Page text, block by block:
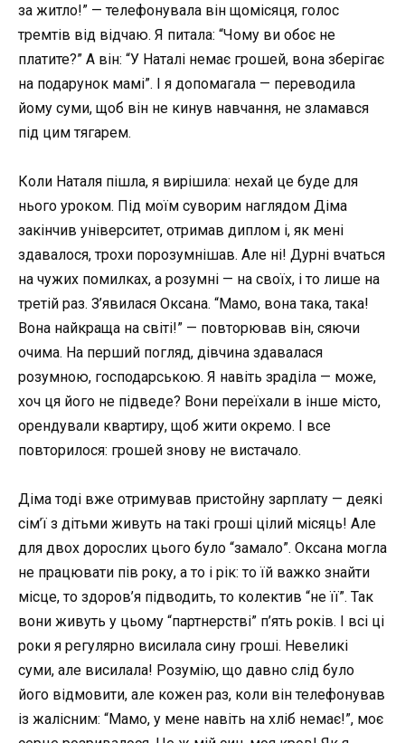
за житло!” — телефонувала він щомісяця, голос
тремтів від відчаю. Я питала: “Чому ви обоє не
платите?” А він: “У Наталі немає грошей, вона зберігає
на подарунок мамі”. І я допомагала — переводила
йому суми, щоб він не кинув навчання, не зламався
під цим тягарем.
Коли Наталя пішла, я вирішила: нехай це буде для
нього уроком. Під моїм суворим наглядом Діма
закінчив університет, отримав диплом і, як мені
здавалося, трохи порозумнішав. Але ні! Дурні вчаться
на чужих помилках, а розумні — на своїх, і то лише на
третій раз. З’явилася Оксана. “Мамо, вона така, така!
Вона найкраща на світі!” — повторював він, сяючи
очима. На перший погляд, дівчина здавалася
розумною, господарською. Я навіть зраділа — може,
хоч ця його не підведе? Вони переїхали в інше місто,
орендували квартиру, щоб жити окремо. І все
повторилося: грошей знову не вистачало.
Діма тоді вже отримував пристойну зарплату — деякі
сім’ї з дітьми живуть на такі гроші цілий місяць! Але
для двох дорослих цього було “замало”. Оксана могла
не працювати пів року, а то і рік: то їй важко знайти
місце, то здоров’я підводить, то колектив “не її”. Так
вони живуть у цьому “партнерстві” п’ять років. І всі ці
роки я регулярно висилала сину гроші. Невеликі
суми, але висилала! Розумію, що давно слід було
його відмовити, але кожен раз, коли він телефонував
із жалісним: “Мамо, у мене навіть на хліб немає!”, моє